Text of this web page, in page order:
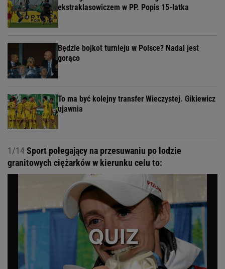
ekstraklasowiczem w PP. Popis 15-latka
Będzie bojkot turnieju w Polsce? Nadal jest
gorąco
To ma być kolejny transfer Wieczystej. Gikiewicz
ujawnia
1/14Sport polegający na przesuwaniu po lodzie
granitowych ciężarków w kierunku celu to: